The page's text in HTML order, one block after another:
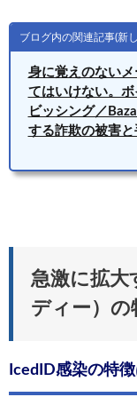
ブログ内の関連記事(新
身に覚えのない
てはいけない。
ビッシング／
する詐欺の被害と
急激に拡大
ディー）の
IcedID感染の特徴